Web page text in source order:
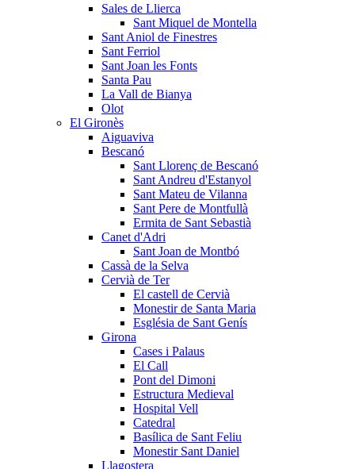
Sales de Llierca
Sant Miquel de Montella
Sant Aniol de Finestres
Sant Ferriol
Sant Joan les Fonts
Santa Pau
La Vall de Bianya
Olot
El Gironès
Aiguaviva
Bescanó
Sant Llorenç de Bescanó
Sant Andreu d'Estanyol
Sant Mateu de Vilanna
Sant Pere de Montfullà
Ermita de Sant Sebastià
Canet d'Adri
Sant Joan de Montbó
Cassà de la Selva
Cervià de Ter
El castell de Cervià
Monestir de Santa Maria
Església de Sant Genís
Girona
Cases i Palaus
El Call
Pont del Dimoni
Estructura Medieval
Hospital Vell
Catedral
Basílica de Sant Feliu
Monestir Sant Daniel
Llagostera